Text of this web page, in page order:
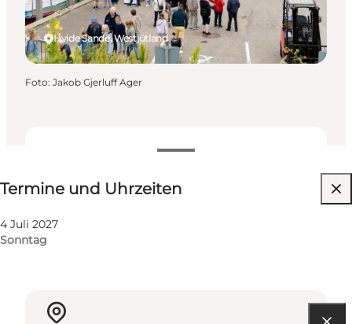
Termine und Uhrzeiten
Termine und Uhrzeiten
4 Juli 2027
Sonntag
Hvide Sande, Westjütland
Foto: Jakob Gjerluff Ager